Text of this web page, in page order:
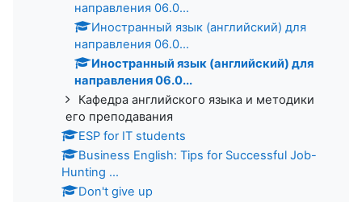
направления 06.0...
Иностранный язык (английский) для
направления 06.0...
Иностранный язык (английский) для
направления 06.0...
Кафедра английского языка и методики
его преподавания
ESP for IT students
Business English: Tips for Successful Job-
Hunting ...
Don't give up